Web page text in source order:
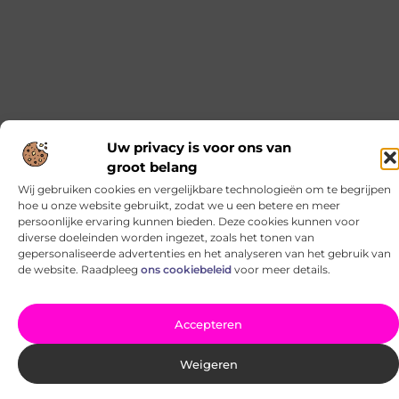
maken van een
Alles over vitamine supplementen